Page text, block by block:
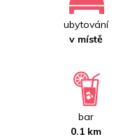
ubytování
v místě
bar
0.1 km